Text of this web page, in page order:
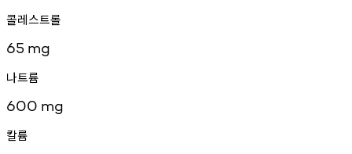
콜레스트롤
65 mg
나트륨
600 mg
칼륨